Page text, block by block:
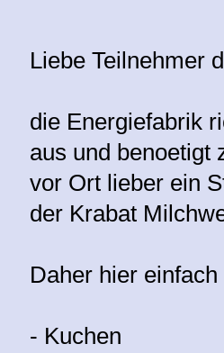
Liebe Teilnehmer
die Energiefabrik
aus und benoetigt
vor Ort lieber ein
der Krabat
Daher hier
- Kuchen